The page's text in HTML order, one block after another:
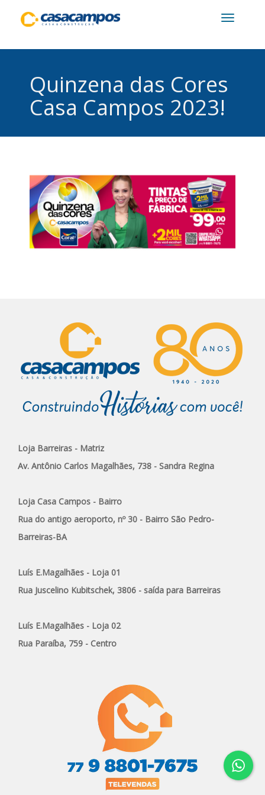
Toggle
Quinzena das Cores
Casa Campos 2023!
Loja Barreiras - Matriz
Av. Antônio Carlos Magalhães, 738 - Sandra Regina
Loja Casa Campos - Bairro
Rua do antigo aeroporto, nº 30 - Bairro São Pedro-
Barreiras-BA
Luís E.Magalhães - Loja 01
Rua Juscelino Kubitschek, 3806 - saída para Barreiras
Luís E.Magalhães - Loja 02
Rua Paraíba, 759 - Centro